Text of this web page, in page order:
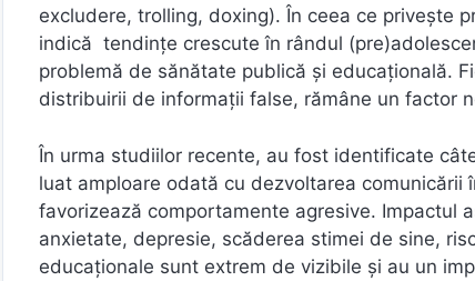
excludere, trolling, doxing). În ceea ce privește
indică tendințe crescute în rândul
problemă de sănătate publică și educațională.
distribuirii de informații false, rămâne un factor
În urma studiilor recente, au fost identificate
luat amploare odată cu dezvoltarea
favorizează comportamente agresive. Impactul
anxietate, depresie, scăderea stimei de sine,
educaționale sunt extrem de vizibile și au un